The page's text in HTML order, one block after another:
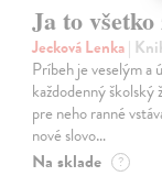
Ja to
Jecková Lenka|
Príbeh je veselým a
každodenný
pre neho ranné
nové slovo…
Na sklade ?